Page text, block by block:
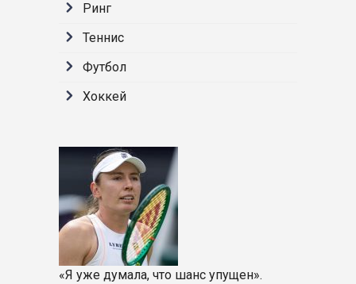
Ринг
Теннис
Футбол
Хоккей
«Я уже думала, что шанс упущен».